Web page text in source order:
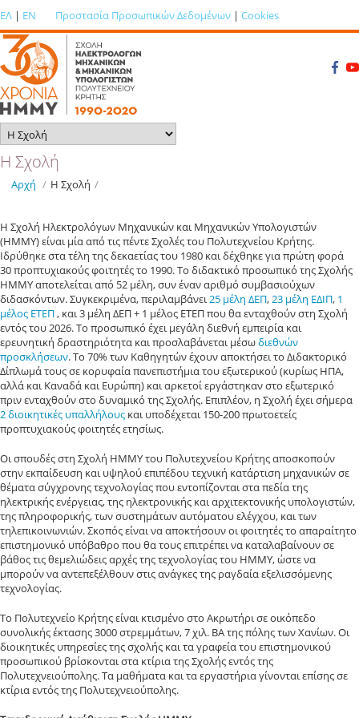
ΕΛ | EN Προστασία Προσωπικών Δεδομένων | Cookies
Η Σχολή
Αρχή / Η Σχολή /
Η Σχολή Ηλεκτρολόγων Μηχανικών και Μηχανικών Υπολογιστών
(ΗΜΜΥ) είναι μία από τις πέντε Σχολές του Πολυτεχνείου Κρήτης.
Ιδρύθηκε στα τέλη της δεκαετίας του 1980 και δέχθηκε για πρώτη φορά
30 προπτυχιακούς φοιτητές το 1990. Το διδακτικό προσωπικό της Σχολής
ΗΜΜΥ αποτελείται από 52 μέλη, συν έναν αριθμό συμβασιούχων
διδασκόντων. Συγκεκριμένα, περιλαμβάνει25 μέλη ΔΕΠ,23 μέλη Ε∆ΙΠ, 1
μέλος ΕΤΕΠ, και 3 μέλη ΔΕΠ + 1 μέλος ΕΤΕΠ που θα ενταχθούν στη Σχολή
εντός του 2026. Το προσωπικό έχει μεγάλη διεθνή εμπειρία και
ερευνητική δραστηριότητα και προσλαβάνεται μέσωδιεθνών
προσκλήσεων. Το 70% των Καθηγητών έχουν αποκτήσει το ∆ιδακτορικό
∆ίπλωµά τους σε κορυφαία πανεπιστήμια του εξωτερικού (κυρίως ΗΠΑ,
αλλά και Καναδά και Ευρώπη) και αρκετοί εργάστηκαν στο εξωτερικό
πριν ενταχθούν στο δυναμικό της Σχολής. Επιπλέον, η Σχολή έχει σήμερα
2 διοικητικές υπαλλήλους και υποδέχεται 150-200 πρωτοετείς
προπτυχιακούς φοιτητές ετησίως.
Οι σπουδές στη Σχολή ΗΜΜΥ του Πολυτεχνείου Κρήτης αποσκοπούν
στην εκπαίδευση και υψηλού επιπέδου τεχνική κατάρτιση μηχανικών σε
θέματα σύγχρονης τεχνολογίας που εντοπίζονται στα πεδία της
ηλεκτρικής ενέργειας, της ηλεκτρονικής και αρχιτεκτονικής υπολογιστών,
της πληροφορικής, των συστημάτων αυτόματου ελέγχου, και των
τηλεπικοινωνιών. Σκοπός είναι να αποκτήσουν οι φοιτητές το απαραίτητο
επιστημονικό υπόβαθρο που θα τους επιτρέπει να καταλαβαίνουν σε
βάθος τις θεμελιώδεις αρχές της τεχνολογίας του ΗΜΜΥ, ώστε να
μπορούν να αντεπεξέλθουν στις ανάγκες της ραγδαία εξελισσόμενης
τεχνολογίας.
Το Πολυτεχνείο Κρήτης είναι κτισμένο στο Ακρωτήρι σε οικόπεδο
συνολικής έκτασης 3000 στρεμμάτων, 7 χιλ. ΒΑ της πόλης των Χανίων. Οι
διοικητικές υπηρεσίες της σχολής και τα γραφεία του επιστημονικού
προσωπικού βρίσκονται στα κτίρια της Σχολής εντός της
Πολυτεχνειούπολης. Τα μαθήματα και τα εργαστήρια γίνονται επίσης σε
κτίρια εντός της Πολυτεχνειούπολης.